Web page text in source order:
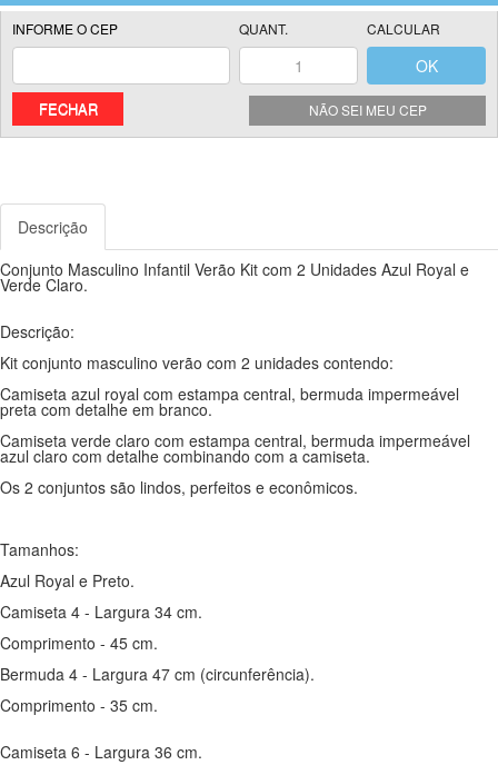
NÃO SEI MEU CEP
FECHAR
Descrição
Conjunto Masculino Infantil Verão Kit com 2 Unidades Azul Royal e
Verde Claro.
Descrição:
Kit conjunto masculino verão com 2 unidades contendo:
Camiseta azul royal com estampa central, bermuda impermeável
preta com detalhe em branco.
Camiseta verde claro com estampa central, bermuda impermeável
azul claro com detalhe combinando com a camiseta.
Os 2 conjuntos são lindos, perfeitos e econômicos.
Tamanhos:
Azul Royal e Preto.
Camiseta 4 - Largura 34 cm.
Comprimento - 45 cm.
Bermuda 4 - Largura 47 cm (circunferência).
Comprimento - 35 cm.
Camiseta 6 - Largura 36 cm.